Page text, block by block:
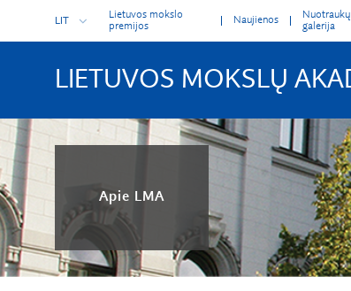
LIETUVOS MOKSLŲ
LIT
Lietuvos mokslo
premijos
Naujienos
Nuotraukų
galerija
Apie LMA